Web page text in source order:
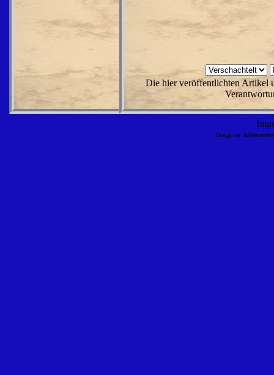
Die hier veröffentlichten Artikel
Design by